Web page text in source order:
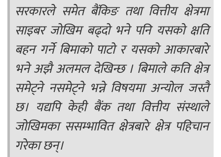
सरकारले समेत बैंकिङ तथा वित्तीय क्षेत्रमा
साइबर जोखिम बढ्दो भने पनि यसको क्षति
बहन गर्ने बिमाको पाटो र यसको आकारबारे
भने अझै अलमल देखिन्छ । बिमाले कति क्षेत्र
समेट्ने नसमेट्ने भन्ने विषयमा अन्योल जस्तै
छ। यद्यपि केही बैंक तथा वित्तीय संस्थाले
जोखिमका ससम्भावित क्षेत्रबारे क्षेत्र पहिचान
गरेका छन्।